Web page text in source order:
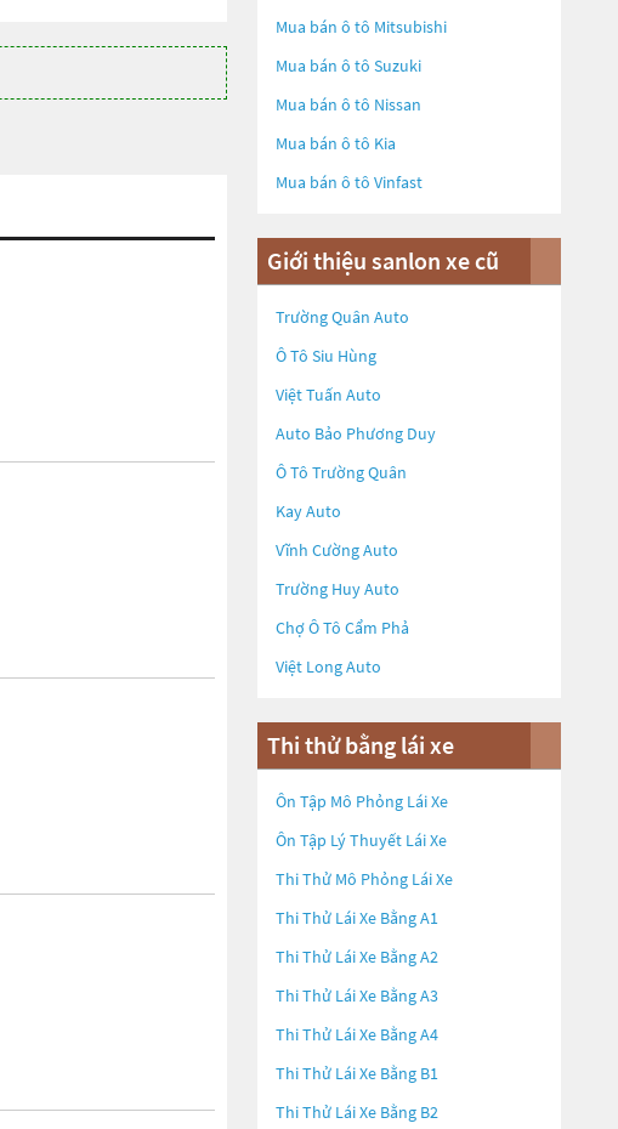
Mua bán ô tô Mitsubishi
Mua bán ô tô Suzuki
Mua bán ô tô Nissan
Mua bán ô tô Kia
Mua bán ô tô Vinfast
Giới thiệu sanlon xe cũ
Trường Quân Auto
Ô Tô Siu Hùng
Việt Tuấn Auto
Auto Bảo Phương Duy
Ô Tô Trường Quân
Kay Auto
Vĩnh Cường Auto
Trường Huy Auto
Chợ Ô Tô Cẩm Phả
Việt Long Auto
Thi thử bằng lái xe
Ôn Tập Mô Phỏng Lái Xe
Ôn Tập Lý Thuyết Lái Xe
Thi Thử Mô Phỏng Lái Xe
Thi Thử Lái Xe Bằng A1
Thi Thử Lái Xe Bằng A2
Thi Thử Lái Xe Bằng A3
Thi Thử Lái Xe Bằng A4
Thi Thử Lái Xe Bằng B1
Thi Thử Lái Xe Bằng B2